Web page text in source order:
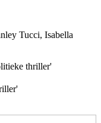
Tucci, Isabella
thriller'